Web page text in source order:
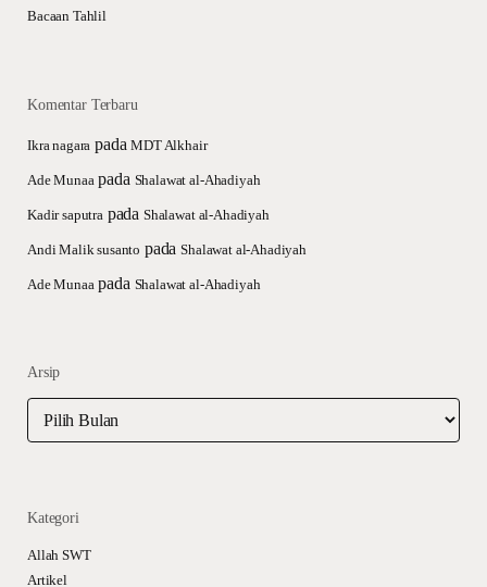
Bacaan Tahlil
Komentar Terbaru
Ikra nagara padaMDT Alkhair
Ade Munaa pada Shalawat al-Ahadiyah
Kadir saputra pada Shalawat al-Ahadiyah
Andi Malik susanto padaShalawat al-Ahadiyah
Ade Munaa pada Shalawat al-Ahadiyah
Arsip
Kategori
Allah SWT
Artikel